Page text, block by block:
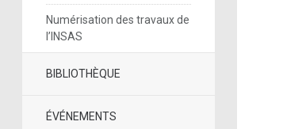
Numérisation des travaux de
l’INSAS
BIBLIOTHÈQUE
ÉVÉNEMENTS